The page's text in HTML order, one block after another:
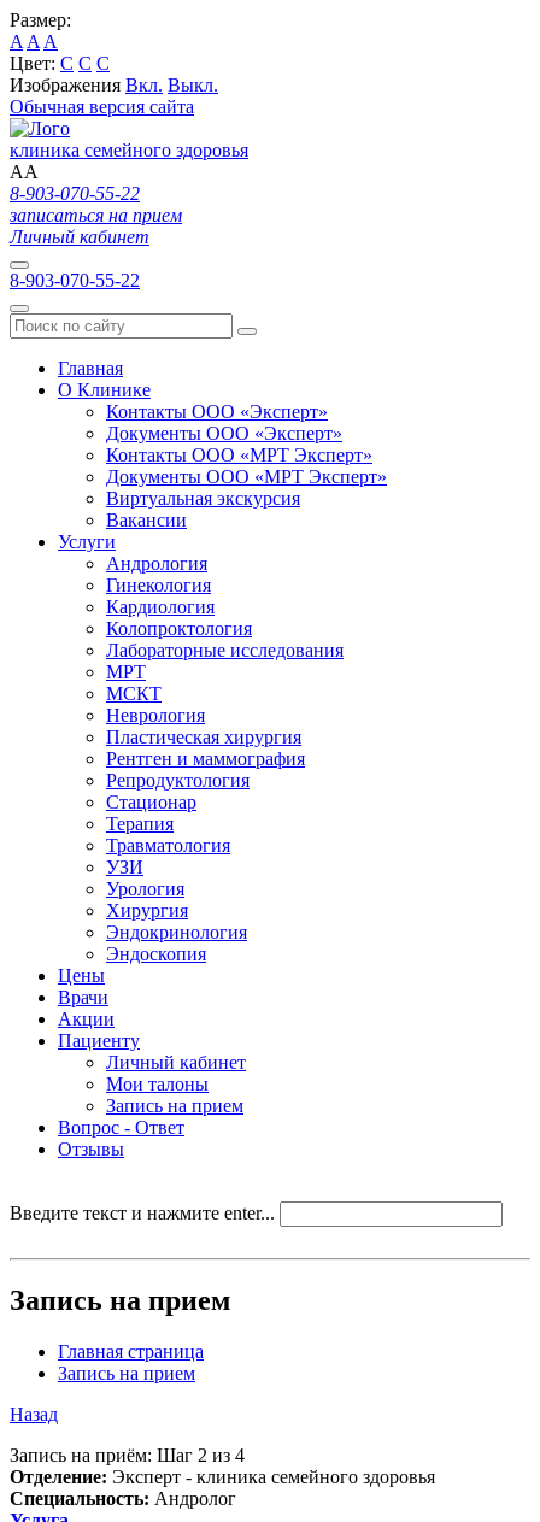
Размер:
A A A
Цвет: C C C
Изображения Вкл. Выкл.
Обычная версия сайта
клиника семейного здоровья
AA
8-903-070-55-22
записаться на прием
Личный кабинет
8-903-070-55-22
Главная
О Клинике
Контакты ООО «Эксперт»
Документы ООО «Эксперт»
Контакты ООО «МРТ Эксперт»
Документы ООО «МРТ Эксперт»
Виртуальная экскурсия
Вакансии
Услуги
Андрология
Гинекология
Кардиология
Колопроктология
Лабораторные исследования
МРТ
МСКТ
Неврология
Пластическая хирургия
Рентген и маммография
Репродуктология
Стационар
Терапия
Травматология
УЗИ
Урология
Хирургия
Эндокринология
Эндоскопия
Цены
Врачи
Акции
Пациенту
Личный кабинет
Мои талоны
Запись на прием
Вопрос - Ответ
Отзывы
Введите текст и нажмите enter...
Запись на прием
Главная страница
Запись на прием
Назад
Запись на приём: Шаг 2 из 4
Отделение: Эксперт - клиника семейного здоровья
Специальность: Андролог